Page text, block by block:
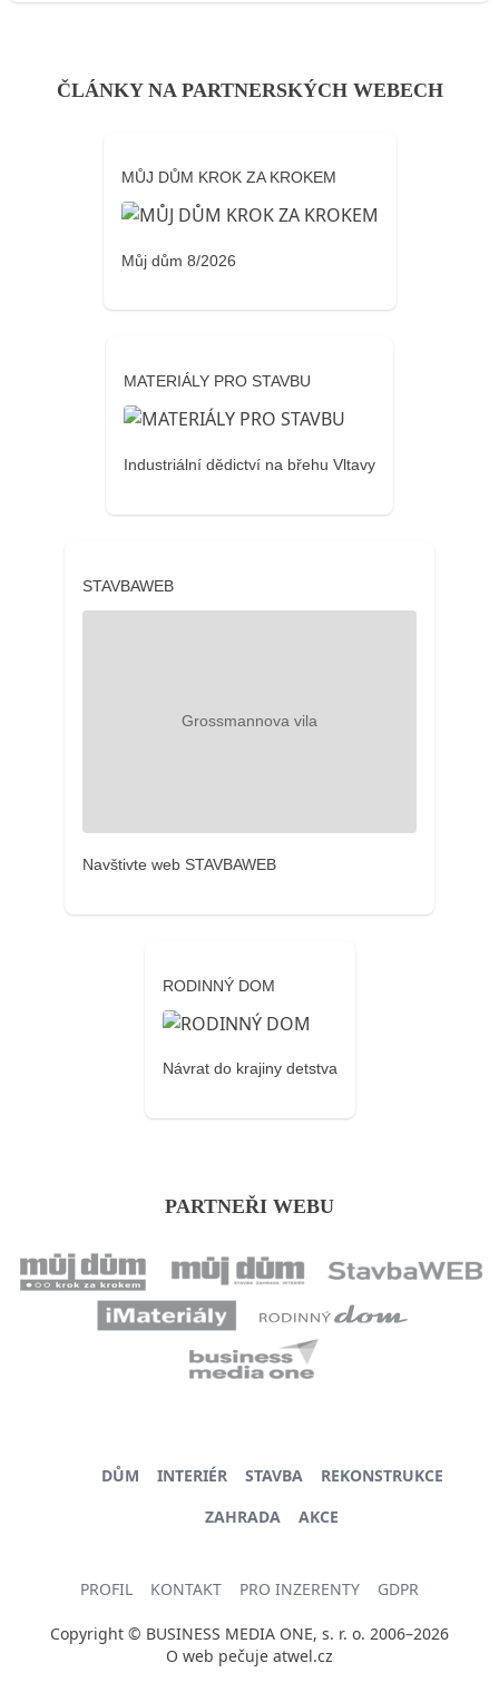
ČLÁNKY NA PARTNERSKÝCH WEBECH
MŮJ DŮM KROK ZA KROKEM
Můj dům 8/2026
MATERIÁLY PRO STAVBU
Industriální dědictví na břehu Vltavy
STAVBAWEB
Navštivte web STAVBAWEB
RODINNÝ DOM
Návrat do krajiny detstva
PARTNEŘI WEBU
DŮM INTERIÉR STAVBA
REKONSTRUKCE
ZAHRADA
AKCE
PROFIL KONTAKT PRO INZERENTY GDPR
Copyright © BUSINESS MEDIA ONE, s. r. o. 2006–2026